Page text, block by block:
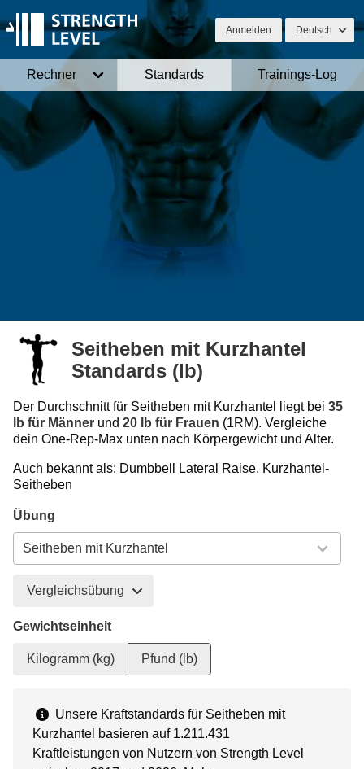
Anmelden Deutsch
Rechner Standards Trainings-Log
Seitheben mit Kurzhantel
Standards (lb)
Der Durchschnitt für Seitheben mit Kurzhantel liegt bei 35
lb für Männer und 20 lb für Frauen (1RM). Vergleiche
dein One-Rep-Max unten nach Körpergewicht und Alter.
Auch bekannt als: Dumbbell Lateral Raise, Kurzhantel-
Seitheben
Übung
Vergleichsübung
Gewichtseinheit
Kilogramm (kg) Pfund (lb)
Unsere Kraftstandards für Seitheben mit
Kurzhantel basieren auf 1.211.431
Kraftleistungen von Nutzern von Strength Level